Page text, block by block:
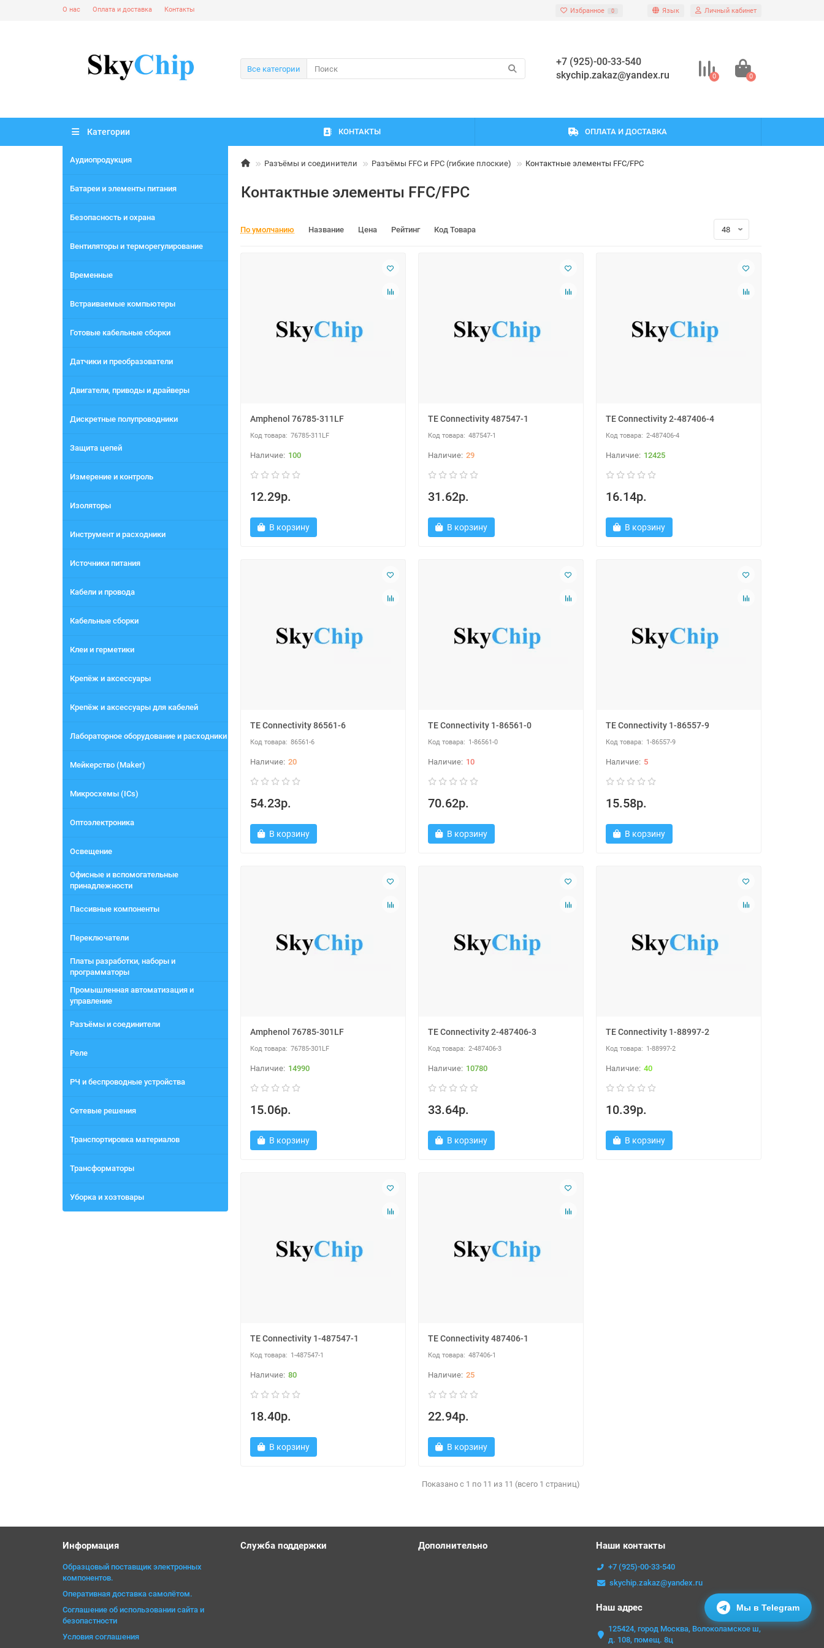
Мы в Telegram
О нас Оплата и доставка Контакты Избранное 0 Язык Личный кабинет
Все категории
+7 (925)-00-33-540
skychip.zakaz@yandex.ru
0 0
Категории
Аудиопродукция
Батареи и элементы питания
Безопасность и охрана
Вентиляторы и терморегулирование
Временные
Встраиваемые компьютеры
Готовые кабельные сборки
Датчики и преобразователи
Двигатели, приводы и драйверы
Дискретные полупроводники
Защита цепей
Измерение и контроль
Изоляторы
Инструмент и расходники
Источники питания
Кабели и провода
Кабельные сборки
Клеи и герметики
Крепёж и аксессуары
Крепёж и аксессуары для кабелей
Лабораторное оборудование и расходники
Мейкерство (Maker)
Микросхемы (ICs)
Оптоэлектроника
Освещение
Офисные и вспомогательные
принадлежности
Пассивные компоненты
Переключатели
Платы разработки, наборы и
программаторы
Промышленная автоматизация и
управление
Разъёмы и соединители
Реле
РЧ и беспроводные устройства
Сетевые решения
Транспортировка материалов
Трансформаторы
Уборка и хозтовары
КОНТАКТЫ ОПЛАТА И ДОСТАВКА
Разъёмы и соединители Разъёмы FFC и FPC (гибкие плоские) Контактные элементы FFC/FPC
Контактные элементы FFC/FPC
По умолчанию Название Цена Рейтинг Код Товара
Amphenol 76785-311LF
76785-311LF
100
12.29р.
В корзину
TE Connectivity 487547-1
487547-1
29
31.62р.
В корзину
TE Connectivity 2-487406-4
2-487406-4
12425
16.14р.
В корзину
TE Connectivity 86561-6
86561-6
20
54.23р.
В корзину
TE Connectivity 1-86561-0
1-86561-0
10
70.62р.
В корзину
TE Connectivity 1-86557-9
1-86557-9
5
15.58р.
В корзину
Amphenol 76785-301LF
76785-301LF
14990
15.06р.
В корзину
TE Connectivity 2-487406-3
2-487406-3
10780
33.64р.
В корзину
TE Connectivity 1-88997-2
1-88997-2
40
10.39р.
В корзину
TE Connectivity 1-487547-1
1-487547-1
80
18.40р.
В корзину
TE Connectivity 487406-1
487406-1
25
22.94р.
В корзину
Показано с 1 по 11 из 11 (всего 1 страниц)
Информация
Образцовый поставщик электронных
компонентов.
Оперативная доставка самолётом.
Соглашение об использовании сайта и
безопастности
Условия соглашения
Служба поддержки Дополнительно Наши контакты
+7 (925)-00-33-540
skychip.zakaz@yandex.ru
Наш адрес
125424, город Москва, Волоколамское ш,
д. 108, помещ. 8ц